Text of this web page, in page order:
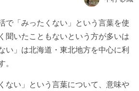
で「みったくない」という言葉を使
いたこともないという方が多いは
い」は北海道・東北地方を中心に利
ない」という言葉について、意味や